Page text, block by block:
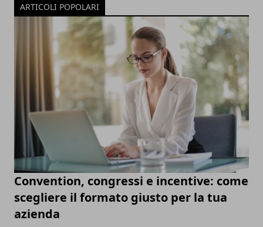
ARTICOLI POPOLARI
Convention, congressi e incentive: come
scegliere il formato giusto per la tua
azienda